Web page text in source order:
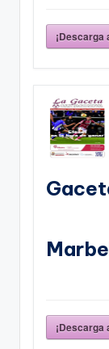
¡Descarga
¡Descarga